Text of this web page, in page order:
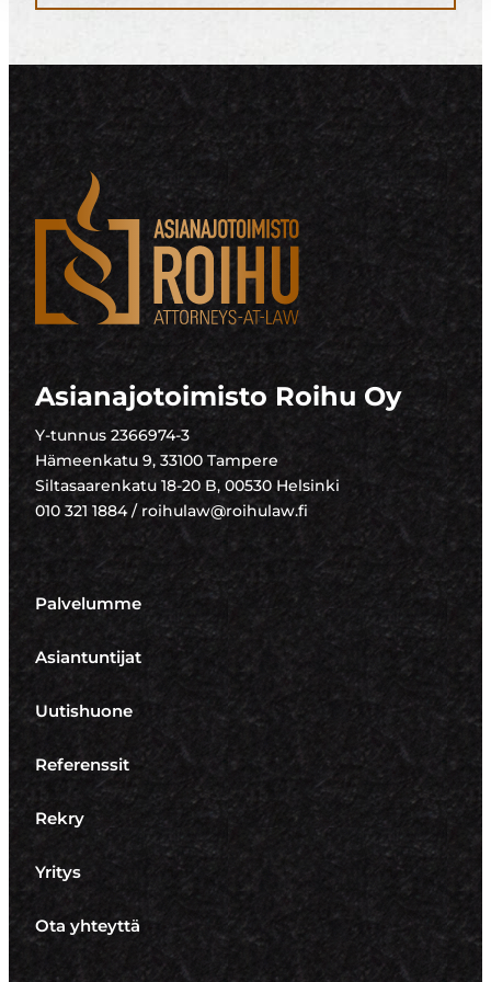
Asianajotoimisto Roihu Oy
Y-tunnus 2366974-3
Hämeenkatu 9, 33100 Tampere
Siltasaarenkatu 18-20 B, 00530 Helsinki
010 321 1884 / roihulaw@roihulaw.fi
Palvelumme
Asiantuntijat
Uutishuone
Referenssit
Rekry
Yritys
Ota yhteyttä